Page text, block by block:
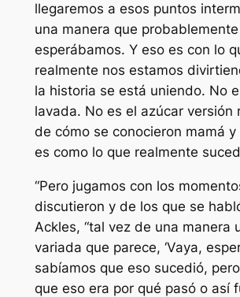
llegaremos a esos puntos
una manera que
esperábamos. Y eso es con lo
realmente nos estamos
la historia se está uniendo. No
lavada. No es el azúcar versión
de cómo se conocieron mamá y
es como lo que realmente
“Pero jugamos con los
discutieron y de los que se
Ackles, “tal vez de una manera
variada que parece, ‘Vaya,
sabíamos que eso sucedió,
que eso era por qué pasó o así